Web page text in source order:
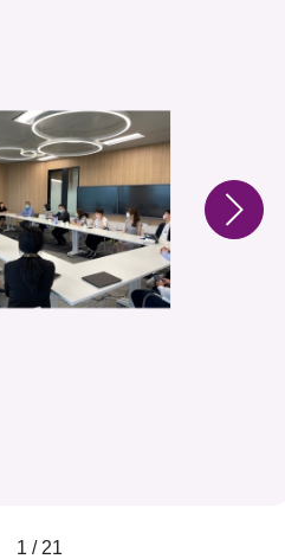
1 / 21